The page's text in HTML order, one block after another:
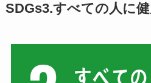
SDGs3.すべての人に